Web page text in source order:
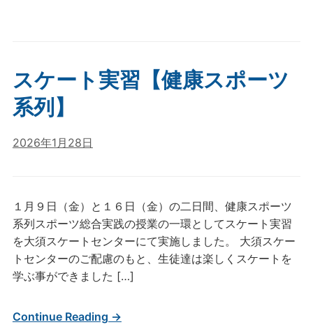
スケート実習【健康スポーツ
系列】
2026年1月28日
１月９日（金）と１６日（金）の二日間、健康スポーツ
系列スポーツ総合実践の授業の一環としてスケート実習
を大須スケートセンターにて実施しました。 大須スケー
トセンターのご配慮のもと、生徒達は楽しくスケートを
学ぶ事ができました […]
Continue Reading →